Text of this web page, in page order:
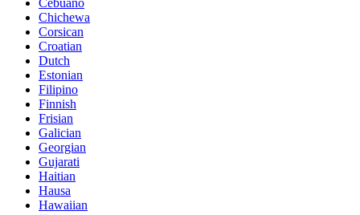
Chichewa
Corsican
Croatian
Dutch
Estonian
Filipino
Finnish
Frisian
Galician
Georgian
Gujarati
Haitian
Hausa
Hawaiian